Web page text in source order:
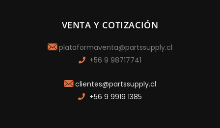
VENTA Y COTIZACIÓN
plataformaventa@partssupply.cl
+56 9 98717741
clientes@partssupply.cl
+56 9 9919 1385